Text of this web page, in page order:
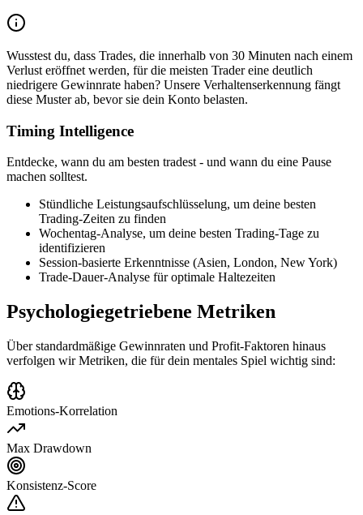
Wusstest du, dass Trades, die innerhalb von 30 Minuten nach einem
Verlust eröffnet werden, für die meisten Trader eine deutlich
niedrigere Gewinnrate haben? Unsere Verhaltenserkennung fängt
diese Muster ab, bevor sie dein Konto belasten.
Timing Intelligence
Entdecke, wann du am besten tradest - und wann du eine Pause
machen solltest.
Stündliche Leistungsaufschlüsselung, um deine besten
Trading-Zeiten zu finden
Wochentag-Analyse, um deine besten Trading-Tage zu
identifizieren
Session-basierte Erkenntnisse (Asien, London, New York)
Trade-Dauer-Analyse für optimale Haltezeiten
Psychologiegetriebene Metriken
Über standardmäßige Gewinnraten und Profit-Faktoren hinaus
verfolgen wir Metriken, die für dein mentales Spiel wichtig sind:
Emotions-Korrelation
Max Drawdown
Konsistenz-Score